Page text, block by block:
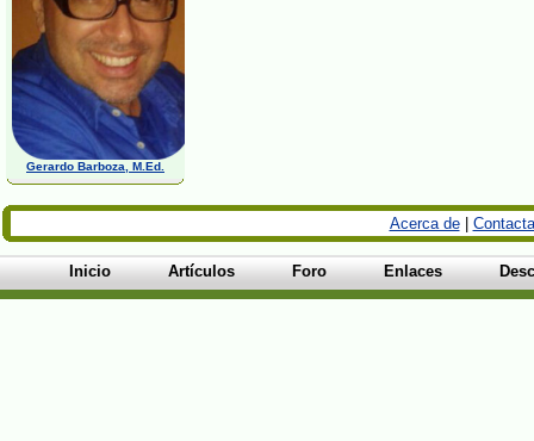
Gerardo Barboza, M.Ed.
Acerca de|
Inicio Artículos Foro Enlaces